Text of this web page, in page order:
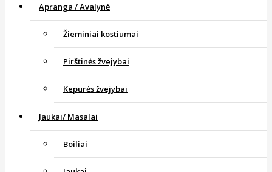
Apranga / Avalynė
Žieminiai kostiumai
Pirštinės žvejybai
Kepurės žvejybai
Jaukai/ Masalai
Boiliai